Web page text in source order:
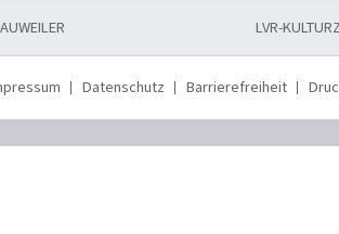
LVR-
Datenschutz Barrierefreiheit